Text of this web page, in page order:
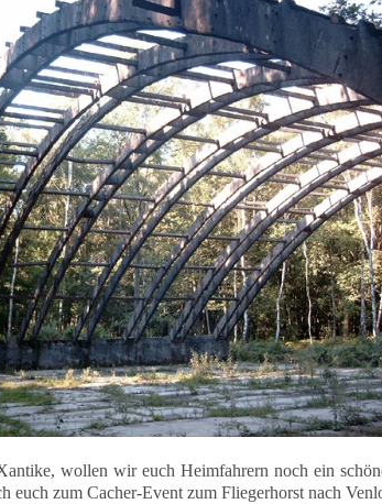
wollen wir euch Heimfahrern noch ein
euch zum Cacher-Event zum Fliegerhorst nach